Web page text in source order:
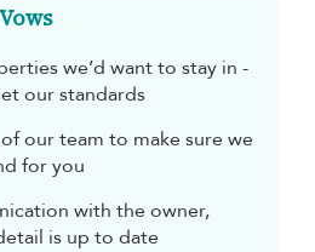
we’d want to stay in -
our standards
our team to make sure we
for you
with the owner,
is up to date